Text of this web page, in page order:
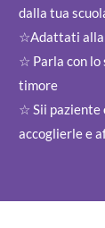
dalla tua
☆Adattati alla
☆ Parla con lo
timore
☆ Sii paziente
accoglierle e